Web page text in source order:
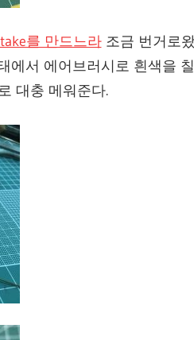
를 만드느라조금 번거로
에서 에어브러시로 흰색을
대충 메워준다.